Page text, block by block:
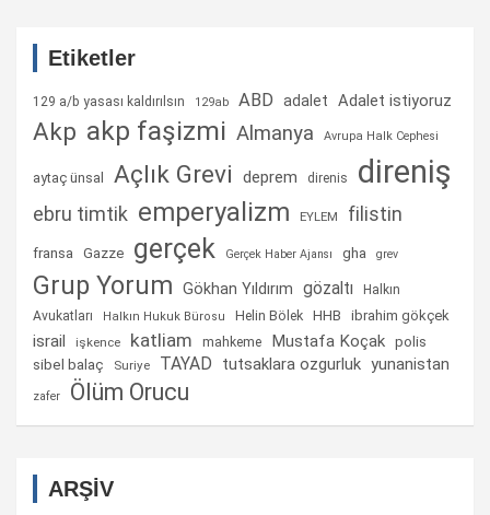
Etiketler
129 a/b yasası kaldırılsın 129ab ABD adalet Adalet istiyoruz
Akp akp faşizmi Almanya Avrupa Halk Cephesi
aytaç ünsal Açlık Grevi deprem direnis direniş
ebru timtik emperyalizm EYLEM filistin
fransa Gazze gerçek Gerçek Haber Ajansı gha grev
Grup Yorum Gökhan Yıldırım gözaltı
Halkın
Avukatları
Halkın Hukuk Bürosu Helin Bölek HHB ibrahim gökçek
israil işkence katliam mahkeme Mustafa Koçak polis
sibel balaç Suriye TAYAD tutsaklara ozgurluk yunanistan
zafer Ölüm Orucu
ARŞİV